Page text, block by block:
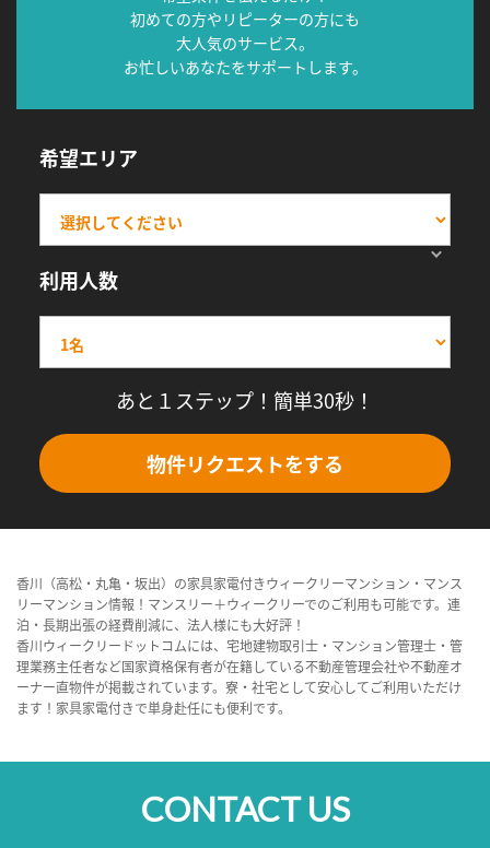
初めての方やリピーターの方にも
大人気のサービス。
お忙しいあなたをサポートします。
希望エリア
利用人数
あと１ステップ！簡単30秒！
物件リクエストをする
香川（高松・丸亀・坂出）の家具家電付きウィークリーマンション・マンス
リーマンション情報！マンスリー＋ウィークリーでのご利用も可能です。連
泊・長期出張の経費削減に、法人様にも大好評！
香川ウィークリードットコムには、宅地建物取引士・マンション管理士・管
理業務主任者など国家資格保有者が在籍している不動産管理会社や不動産オ
ーナー直物件が掲載されています。寮・社宅として安心してご利用いただけ
ます！家具家電付きで単身赴任にも便利です。
CONTACT US